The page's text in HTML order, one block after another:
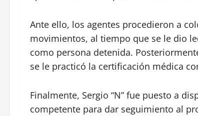
Ante ello, los agentes procedieron a
movimientos, al tiempo que se le dio
como persona detenida.
se le practicó la certificación médica
Finalmente, Sergio “N” fue puesto a
competente para dar seguimiento al